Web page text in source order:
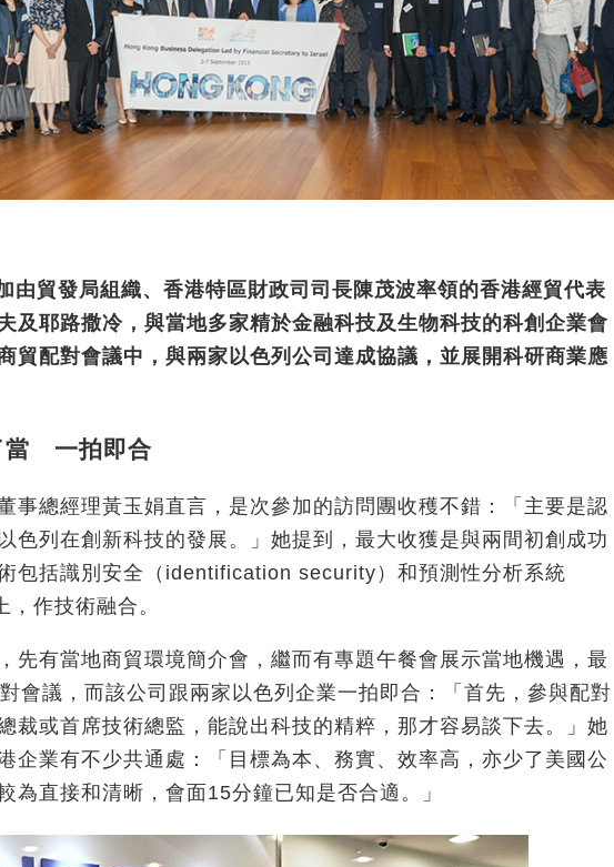
由貿發局組織、香港特區財政司司長陳茂波率領的香港經貿代表
及耶路撒冷，與當地多家精於金融科技及生物科技的科創企業會
貿配對會議中，與兩家以色列公司達成協議，並展開科研商業應
業直接了當 一拍即合
事總經理黃玉娟直言，是次參加的訪問團收穫不錯：「主要是認
色列在創新科技的發展。」她提到，最大收獲是與兩間初創成功
包括識別安全（identification security）和預測性分析系統
作技術融合。
先有當地商貿環境簡介會，繼而有專題午餐會展示當地機遇，最
會議，而該公司跟兩家以色列企業一拍即合：「首先，參與配對
裁或首席技術總監，能說出科技的精粹，那才容易談下去。」她
企業有不少共通處：「目標為本、務實、效率高，亦少了美國公
為直接和清晰，會面15分鐘已知是否合適。」